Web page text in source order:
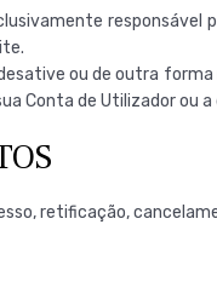
responsável
ou de outra
Conta de Utilizador ou
retificação,